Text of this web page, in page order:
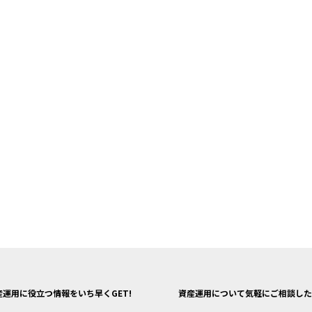
運用に役立つ情報をいち早くGET! 資産運用について気軽にご相談し